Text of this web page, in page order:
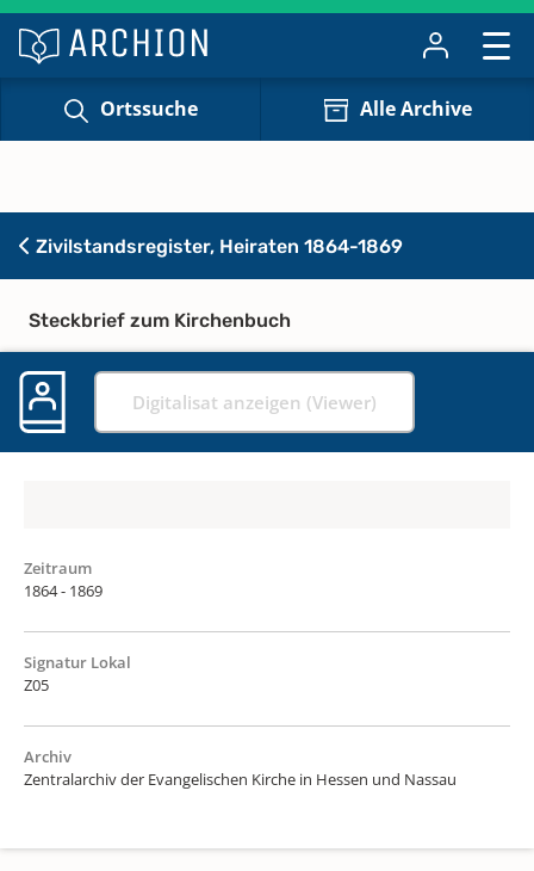
Ortssuche Alle Archive
Zivilstandsregister, Heiraten 1864-1869
Steckbrief zum Kirchenbuch
Digitalisat anzeigen (Viewer)
Zeitraum
1864 - 1869
Signatur Lokal
Z05
Archiv
Zentralarchiv der Evangelischen Kirche in Hessen und Nassau